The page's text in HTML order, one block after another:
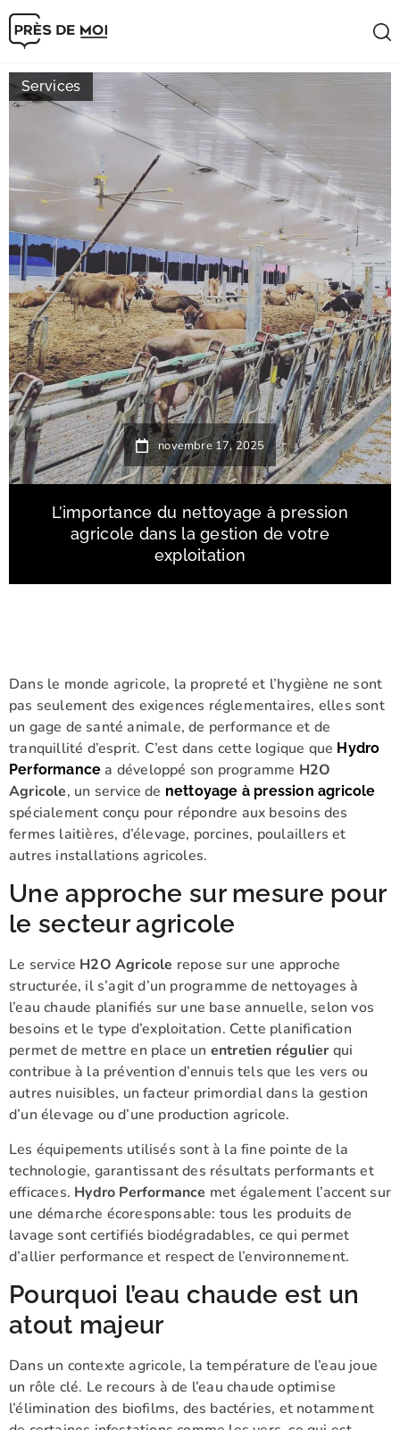
Services
novembre 17, 2025
L’importance du nettoyage à pression
agricole dans la gestion de votre
exploitation
Dans le monde agricole, la propreté et l’hygiène ne sont
pas seulement des exigences réglementaires, elles sont
un gage de santé animale, de performance et de
tranquillité d’esprit. C’est dans cette logique que Hydro
Performance a développé son programme H2O
Agricole, un service de nettoyage à pression agricole
spécialement conçu pour répondre aux besoins des
fermes laitières, d’élevage, porcines, poulaillers et
autres installations agricoles.
Une approche sur mesure pour
le secteur agricole
Le service H2O Agricole repose sur une approche
structurée, il s’agit d’un programme de nettoyages à
l’eau chaude planifiés sur une base annuelle, selon vos
besoins et le type d’exploitation. Cette planification
permet de mettre en place un entretien régulier qui
contribue à la prévention d’ennuis tels que les vers ou
autres nuisibles, un facteur primordial dans la gestion
d’un élevage ou d’une production agricole.
Les équipements utilisés sont à la fine pointe de la
technologie, garantissant des résultats performants et
efficaces. Hydro Performance met également l’accent sur
une démarche écoresponsable: tous les produits de
lavage sont certifiés biodégradables, ce qui permet
d’allier performance et respect de l’environnement.
Pourquoi l’eau chaude est un
atout majeur
Dans un contexte agricole, la température de l’eau joue
un rôle clé. Le recours à de l’eau chaude optimise
l’élimination des biofilms, des bactéries, et notamment